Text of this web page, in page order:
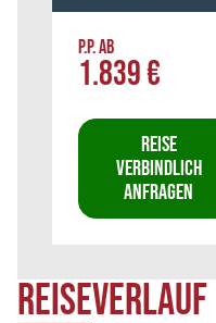
REISEVERLAUF
P.P. AB
1.839 €
REISE
VERBINDLICH
ANFRAGEN